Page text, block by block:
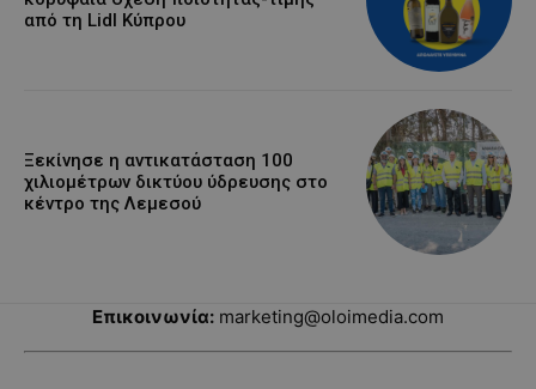
από τη Lidl Κύπρου
Ξεκίνησε η αντικατάσταση 100
χιλιομέτρων δικτύου ύδρευσης στο
κέντρο της Λεμεσού
Επικοινωνία: marketing@oloimedia.com